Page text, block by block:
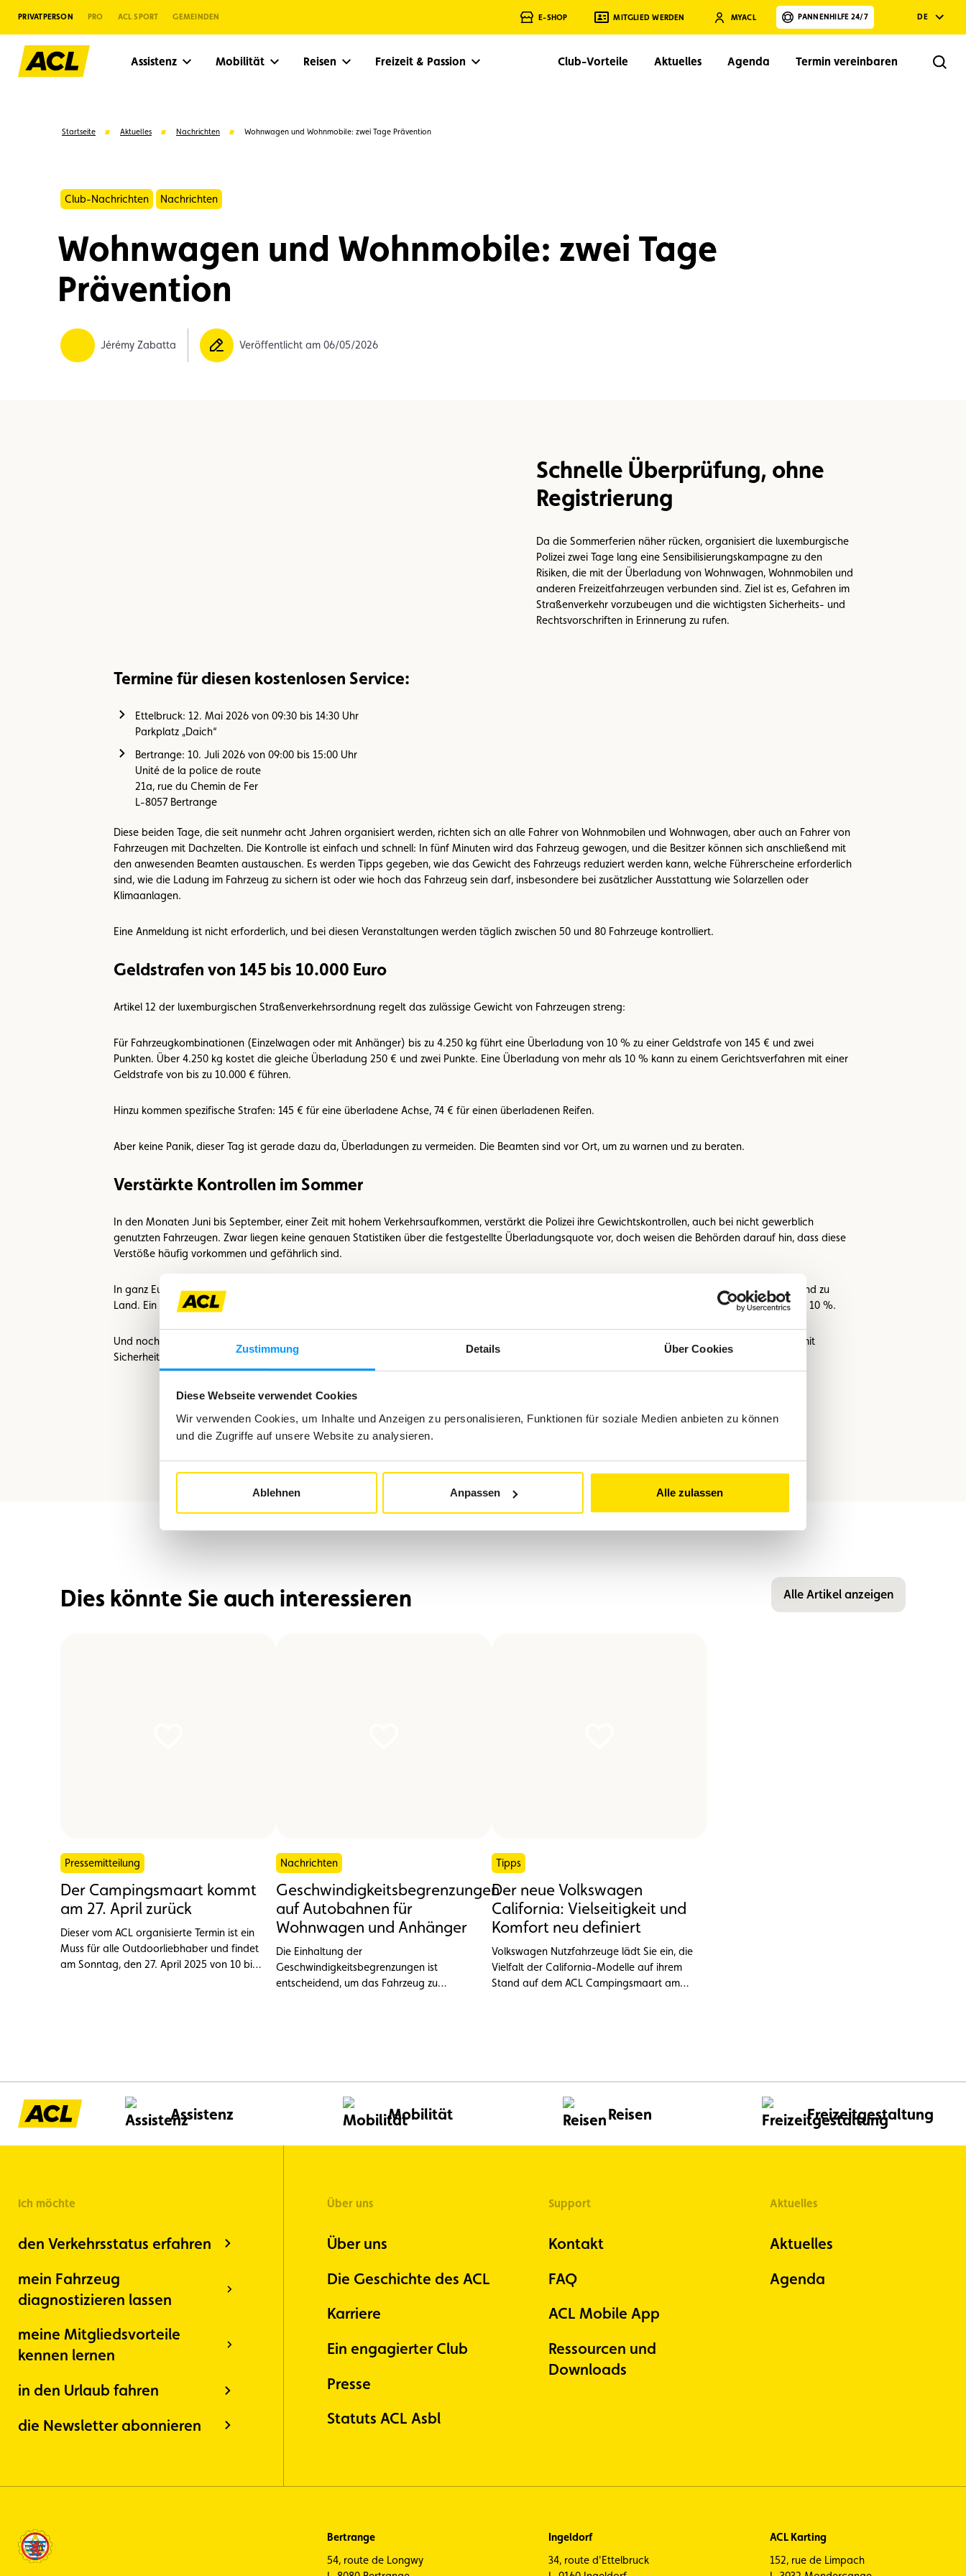
Zustimmung Details Über Cookies
Diese Webseite verwendet Cookies
Wir verwenden Cookies, um Inhalte und Anzeigen zu personalisieren, Funktionen für soziale Medien anbieten zu können
und die Zugriffe auf unsere Website zu analysieren.
Ablehnen Anpassen Alle zulassen
PRIVATPERSON PRO ACL SPORT GEMEINDEN E-SHOP MITGLIED WERDEN MYACL PANNENHILFE 24/7 DE
Assistenz Mobilität Reisen Freizeit & Passion Club-Vorteile Aktuelles Agenda Termin vereinbaren
Vorschläge
Mitglied Mitgliedervorteile
Startseite Aktuelles Nachrichten Wohnwagen und Wohnmobile: zwei Tage Prävention
Club-Nachrichten Nachrichten
Wohnwagen und Wohnmobile: zwei Tage
Prävention
Jérémy Zabatta Veröffentlicht am 06/05/2026
Schnelle Überprüfung, ohne
Registrierung
Da die Sommerferien näher rücken, organisiert die luxemburgische
Polizei zwei Tage lang eine Sensibilisierungskampagne zu den
Risiken, die mit der Überladung von Wohnwagen, Wohnmobilen und
anderen Freizeitfahrzeugen verbunden sind. Ziel ist es, Gefahren im
Straßenverkehr vorzubeugen und die wichtigsten Sicherheits- und
Rechtsvorschriften in Erinnerung zu rufen.
Termine für diesen kostenlosen Service:
Ettelbruck: 12. Mai 2026 von 09:30 bis 14:30 Uhr
Parkplatz „Daich“
Bertrange: 10. Juli 2026 von 09:00 bis 15:00 Uhr
Unité de la police de route
21a, rue du Chemin de Fer
L-8057 Bertrange
Diese beiden Tage, die seit nunmehr acht Jahren organisiert werden, richten sich an alle Fahrer von Wohnmobilen und Wohnwagen, aber auch an Fahrer von
Fahrzeugen mit Dachzelten. Die Kontrolle ist einfach und schnell: In fünf Minuten wird das Fahrzeug gewogen, und die Besitzer können sich anschließend mit
den anwesenden Beamten austauschen. Es werden Tipps gegeben, wie das Gewicht des Fahrzeugs reduziert werden kann, welche Führerscheine erforderlich
sind, wie die Ladung im Fahrzeug zu sichern ist oder wie hoch das Fahrzeug sein darf, insbesondere bei zusätzlicher Ausstattung wie Solarzellen oder
Klimaanlagen.
Eine Anmeldung ist nicht erforderlich, und bei diesen Veranstaltungen werden täglich zwischen 50 und 80 Fahrzeuge kontrolliert.
Geldstrafen von 145 bis 10.000 Euro
Artikel 12 der luxemburgischen Straßenverkehrsordnung regelt das zulässige Gewicht von Fahrzeugen streng:
Für Fahrzeugkombinationen (Einzelwagen oder mit Anhänger) bis zu 4.250 kg führt eine Überladung von 10 % zu einer Geldstrafe von 145 € und zwei
Punkten. Über 4.250 kg kostet die gleiche Überladung 250 € und zwei Punkte. Eine Überladung von mehr als 10 % kann zu einem Gerichtsverfahren mit einer
Geldstrafe von bis zu 10.000 € führen.
Hinzu kommen spezifische Strafen: 145 € für eine überladene Achse, 74 € für einen überladenen Reifen.
Aber keine Panik, dieser Tag ist gerade dazu da, Überladungen zu vermeiden. Die Beamten sind vor Ort, um zu warnen und zu beraten.
Verstärkte Kontrollen im Sommer
In den Monaten Juni bis September, einer Zeit mit hohem Verkehrsaufkommen, verstärkt die Polizei ihre Gewichtskontrollen, auch bei nicht gewerblich
genutzten Fahrzeugen. Zwar liegen keine genauen Statistiken über die festgestellte Überladungsquote vor, doch weisen die Behörden darauf hin, dass diese
Verstöße häufig vorkommen und gefährlich sind.
In ganz Europa ist das Fahren mit einem überladenen Fahrzeug verboten. Die Toleranzgrenzen und die Höhe der Bußgelder variieren jedoch von Land zu
Land. Ein markantes Beispiel: In der Schweiz kann bereits eine Überladung von nur 3 % ein Gerichtsverfahren nach sich ziehen, in Luxemburg sind es 10 %.
Und noch ein wichtiger Hinweis: Es ist verboten, in einem fahrenden Wohnwagen mitzufahren. In Wohnmobilen dürfen während der Fahrt nur Sitze mit
Sicherheitsgurten benutzt werden.
Dies könnte Sie auch interessieren Alle Artikel anzeigen
Pressemitteilung
Der Campingsmaart kommt
am 27. April zurück
Dieser vom ACL organisierte Termin ist ein
Muss für alle Outdoorliebhaber und findet
am Sonntag, den 27. April 2025 von 10 bis
Nachrichten
Geschwindigkeitsbegrenzungen
auf Autobahnen für
Wohnwagen und Anhänger
Die Einhaltung der
Geschwindigkeitsbegrenzungen ist
entscheidend, um das Fahrzeug zu
Tipps
Der neue Volkswagen
California: Vielseitigkeit und
Komfort neu definiert
Volkswagen Nutzfahrzeuge lädt Sie ein, die
Vielfalt der California-Modelle auf ihrem
Stand auf dem ACL Campingsmaart am
Assistenz Mobilität Reisen Freizeitgestaltung
Ich möchte
den Verkehrsstatus erfahren
mein Fahrzeug
diagnostizieren lassen
meine Mitgliedsvorteile
kennen lernen
in den Urlaub fahren
die Newsletter abonnieren
Über uns
Über uns
Die Geschichte des ACL
Karriere
Ein engagierter Club
Presse
Statuts ACL Asbl
Support
Kontakt
FAQ
ACL Mobile App
Ressourcen und
Downloads
Aktuelles
Aktuelles
Agenda
Bertrange
54, route de Longwy
Ingeldorf
34, route d'Ettelbruck
ACL Karting
152, rue de Limpach